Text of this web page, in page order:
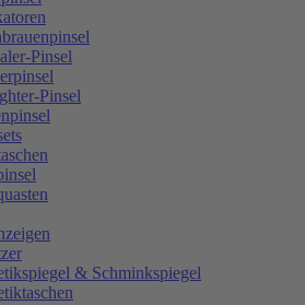
Pinsel
Pinsel
& Schminkspiegel